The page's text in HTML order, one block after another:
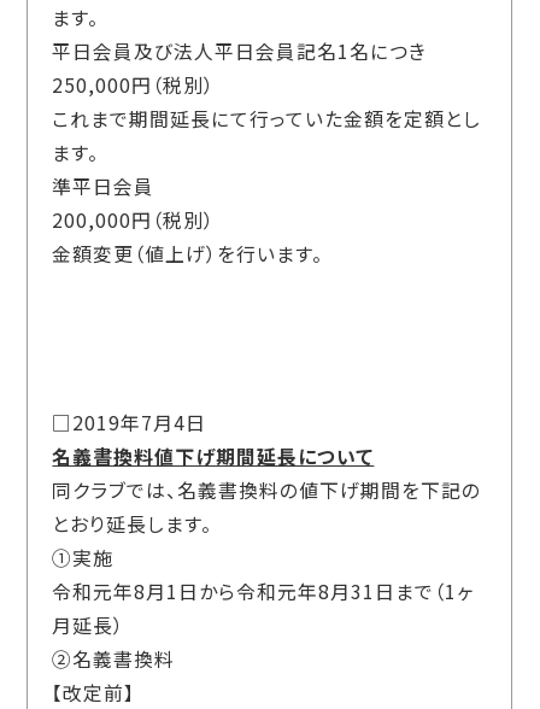
ます。
平日会員及び法人平日会員記名1名につき
250,000円（税別）
これまで期間延長にて行っていた金額を定額とし
ます。
準平日会員
200,000円（税別）
金額変更（値上げ）を行います。
□2019年7月4日
名義書換料値下げ期間延長について
同クラブでは、名義書換料の値下げ期間を下記の
とおり延長します。
①実施
令和元年8月1日から令和元年8月31日まで（1ヶ
月延長）
②名義書換料
【改定前】